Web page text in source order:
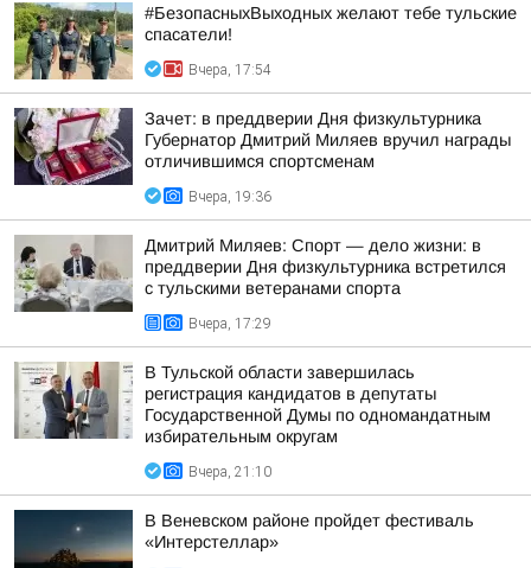
#БезопасныхВыходных желают тебе тульские
спасатели!
Вчера, 17:54
Зачет: в преддверии Дня физкультурника
Губернатор Дмитрий Миляев вручил награды
отличившимся спортсменам
Вчера, 19:36
Дмитрий Миляев: Спорт — дело жизни: в
преддверии Дня физкультурника встретился
с тульскими ветеранами спорта
Вчера, 17:29
В Тульской области завершилась
регистрация кандидатов в депутаты
Государственной Думы по одномандатным
избирательным округам
Вчера, 21:10
В Веневском районе пройдет фестиваль
«Интерстеллар»